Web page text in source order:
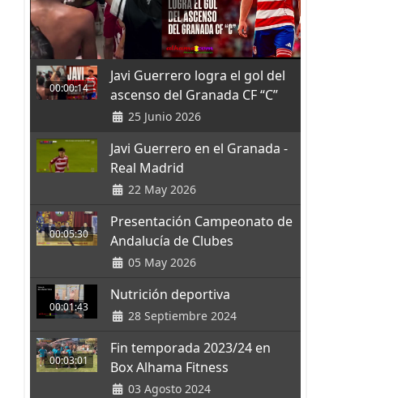
00:00:14
Javi Guerrero logra el gol del
ascenso del Granada CF “C”
25 Junio 2026
Javi Guerrero en el Granada -
Real Madrid
22 May 2026
00:05:30
Presentación Campeonato de
Andalucía de Clubes
05 May 2026
00:01:43
Nutrición deportiva
28 Septiembre 2024
00:03:01
Fin temporada 2023/24 en
Box Alhama Fitness
03 Agosto 2024